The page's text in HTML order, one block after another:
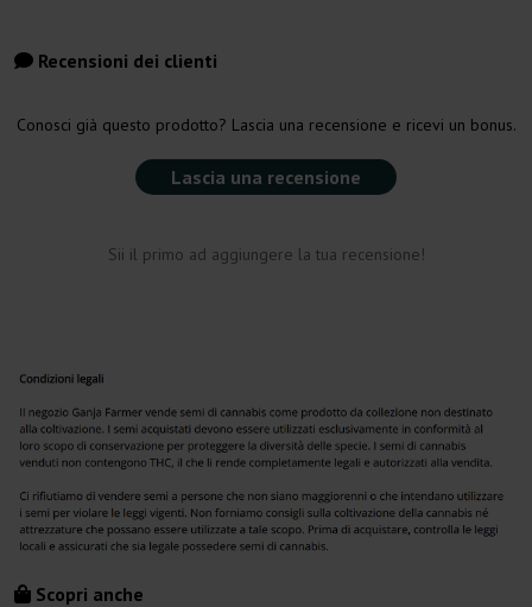
Recensioni dei clienti
Conosci già questo prodotto? Lascia una recensione e ricevi un bonus.
Lascia una recensione
Sii il primo ad aggiungere la tua recensione!
Scopri anche